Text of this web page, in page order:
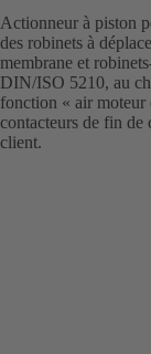
Actionneur à piston
des robinets à
membrane et
DIN/ISO 5210, au
fonction « air moteur
contacteurs de fin de
client.